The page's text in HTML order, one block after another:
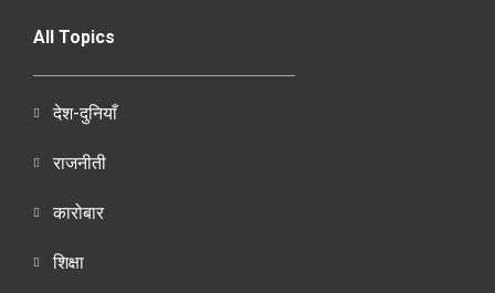
All Topics
देश-दुनियाँ
राजनीती
कारोबार
शिक्षा